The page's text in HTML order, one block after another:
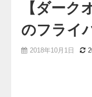
【ダーク
のフライ
2018年10月1日